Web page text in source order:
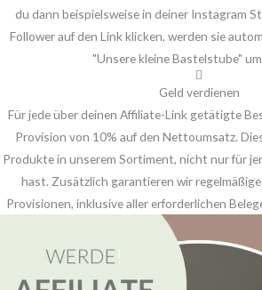
du dann beispielsweise in deiner Instagram
Follower auf den Link klicken, werden sie
"Unsere kleine Bastelstube"
Geld verdienen
Für jede über deinen Affiliate-Link getätigte
Provision von 10% auf den Nettoumsatz.
Produkte in unserem Sortiment, nicht nur für
hast. Zusätzlich garantieren wir
Provisionen, inklusive aller erforderlichen